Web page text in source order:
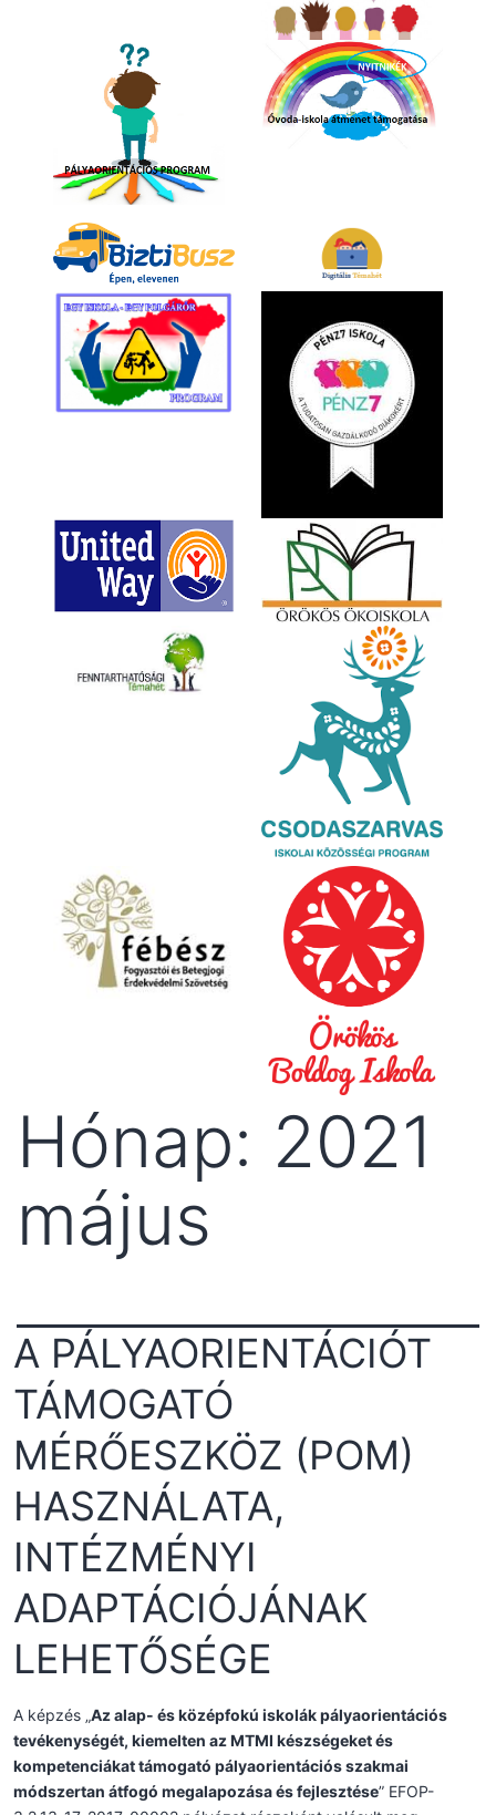
Hónap: 2021
május
A PÁLYAORIENTÁCIÓT
TÁMOGATÓ
MÉRŐESZKÖZ (POM)
HASZNÁLATA,
INTÉZMÉNYI
ADAPTÁCIÓJÁNAK
LEHETŐSÉGE
A képzés „Az alap- és középfokú iskolák pályaorientációs
tevékenységét, kiemelten az MTMI készségeket és
kompetenciákat támogató pályaorientációs szakmai
módszertan átfogó megalapozása és fejlesztése” EFOP-